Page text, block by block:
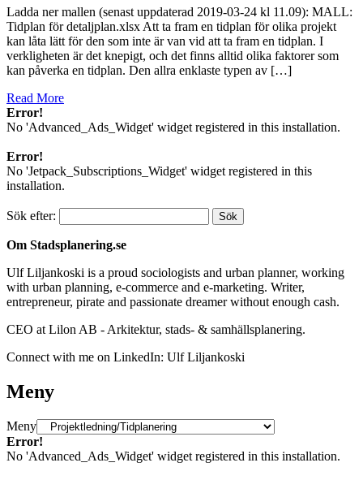
Ladda ner mallen (senast uppdaterad 2019-03-24 kl 11.09): MALL:
Tidplan för detaljplan.xlsx Att ta fram en tidplan för olika projekt
kan låta lätt för den som inte är van vid att ta fram en tidplan. I
verkligheten är det knepigt, och det finns alltid olika faktorer som
kan påverka en tidplan. Den allra enklaste typen av […]
Read More
Error!
No 'Advanced_Ads_Widget' widget registered in this installation.
Error!
No 'Jetpack_Subscriptions_Widget' widget registered in this
installation.
Sök efter:
Om Stadsplanering.se
Ulf Liljankoski is a proud sociologists and urban planner, working
with urban planning, e-commerce and e-marketing. Writer,
entrepreneur, pirate and passionate dreamer without enough cash.
CEO at Lilon AB - Arkitektur, stads- & samhällsplanering.
Connect with me on LinkedIn: Ulf Liljankoski
Meny
Meny
Error!
No 'Advanced_Ads_Widget' widget registered in this installation.